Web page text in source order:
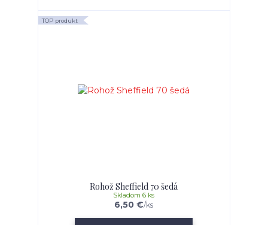
TOP produkt
Rohož Sheffield 70 šedá
6,50 €/ks
Skladom 6 ks